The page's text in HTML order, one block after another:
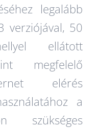
legalább
verziójával, 50
ellátott
megfelelő
elérés
a
szükséges